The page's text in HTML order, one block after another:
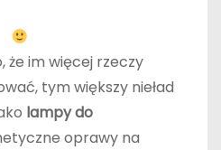
że im więcej rzeczy
tym większy nieład
lampy do
oprawy na